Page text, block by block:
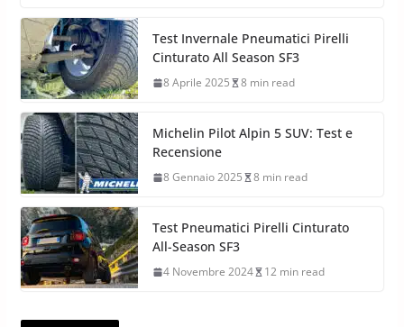
Test Invernale Pneumatici Pirelli
Cinturato All Season SF3
8 Aprile 2025 8 min read
Michelin Pilot Alpin 5 SUV: Test e
Recensione
8 Gennaio 2025 8 min read
Test Pneumatici Pirelli Cinturato
All-Season SF3
4 Novembre 2024 12 min read